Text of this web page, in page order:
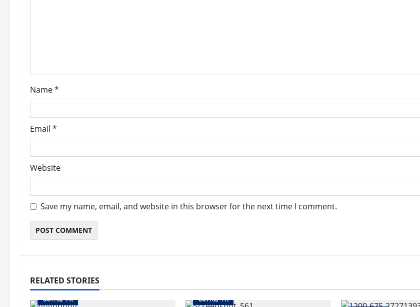
o
n
Name*
Email *
Website
Save my name, email, and website in this browser for the next time I comment.
RELATED STORIES
उधम सिंह नगर उधम सिंह नगर